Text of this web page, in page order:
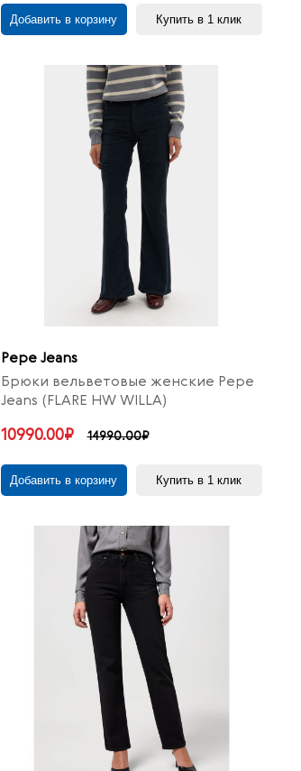
Добавить в корзину Купить в 1 клик
Pepe Jeans
Брюки вельветовые женские Pepe
Jeans (FLARE HW WILLA)
10990.00₽ 14990.00₽
Добавить в корзину Купить в 1 клик